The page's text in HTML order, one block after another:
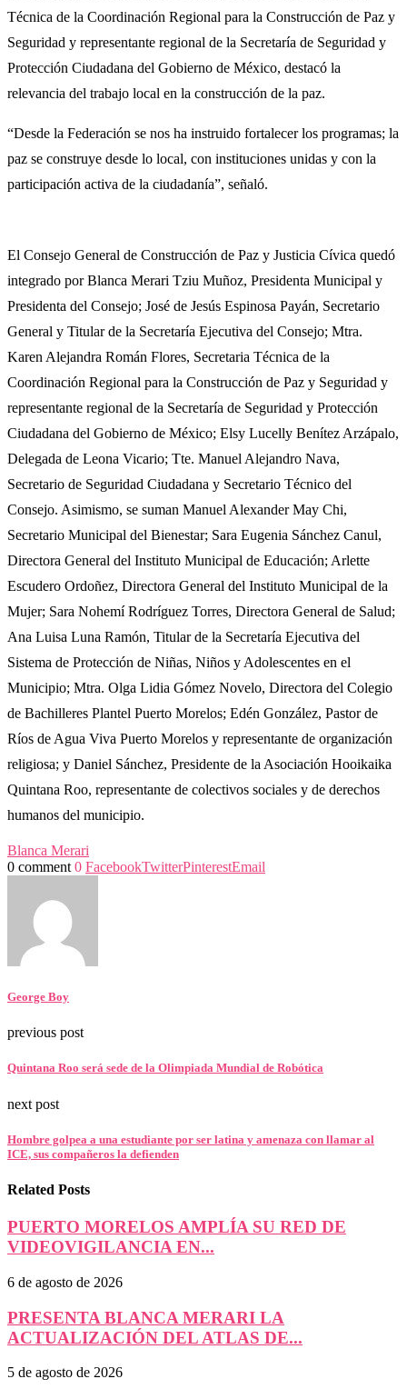
Técnica de la Coordinación Regional para la Construcción de Paz y
Seguridad y representante regional de la Secretaría de Seguridad y
Protección Ciudadana del Gobierno de México, destacó la
relevancia del trabajo local en la construcción de la paz.
“Desde la Federación se nos ha instruido fortalecer los programas; la
paz se construye desde lo local, con instituciones unidas y con la
participación activa de la ciudadanía”, señaló.
El Consejo General de Construcción de Paz y Justicia Cívica quedó
integrado por Blanca Merari Tziu Muñoz, Presidenta Municipal y
Presidenta del Consejo; José de Jesús Espinosa Payán, Secretario
General y Titular de la Secretaría Ejecutiva del Consejo; Mtra.
Karen Alejandra Román Flores, Secretaria Técnica de la
Coordinación Regional para la Construcción de Paz y Seguridad y
representante regional de la Secretaría de Seguridad y Protección
Ciudadana del Gobierno de México; Elsy Lucelly Benítez Arzápalo,
Delegada de Leona Vicario; Tte. Manuel Alejandro Nava,
Secretario de Seguridad Ciudadana y Secretario Técnico del
Consejo. Asimismo, se suman Manuel Alexander May Chi,
Secretario Municipal del Bienestar; Sara Eugenia Sánchez Canul,
Directora General del Instituto Municipal de Educación; Arlette
Escudero Ordoñez, Directora General del Instituto Municipal de la
Mujer; Sara Nohemí Rodríguez Torres, Directora General de Salud;
Ana Luisa Luna Ramón, Titular de la Secretaría Ejecutiva del
Sistema de Protección de Niñas, Niños y Adolescentes en el
Municipio; Mtra. Olga Lidia Gómez Novelo, Directora del Colegio
de Bachilleres Plantel Puerto Morelos; Edén González, Pastor de
Ríos de Agua Viva Puerto Morelos y representante de organización
religiosa; y Daniel Sánchez, Presidente de la Asociación Hooikaika
Quintana Roo, representante de colectivos sociales y de derechos
humanos del municipio.
Blanca Merari
0 comment 0 FacebookTwitterPinterestEmail
George Boy
previous post
Quintana Roo será sede de la Olimpiada Mundial de Robótica
next post
Hombre golpea a una estudiante por ser latina y amenaza con llamar al
ICE, sus compañeros la defienden
Related Posts
PUERTO MORELOS AMPLÍA SU RED DE
VIDEOVIGILANCIA EN...
6 de agosto de 2026
PRESENTA BLANCA MERARI LA
ACTUALIZACIÓN DEL ATLAS DE...
5 de agosto de 2026